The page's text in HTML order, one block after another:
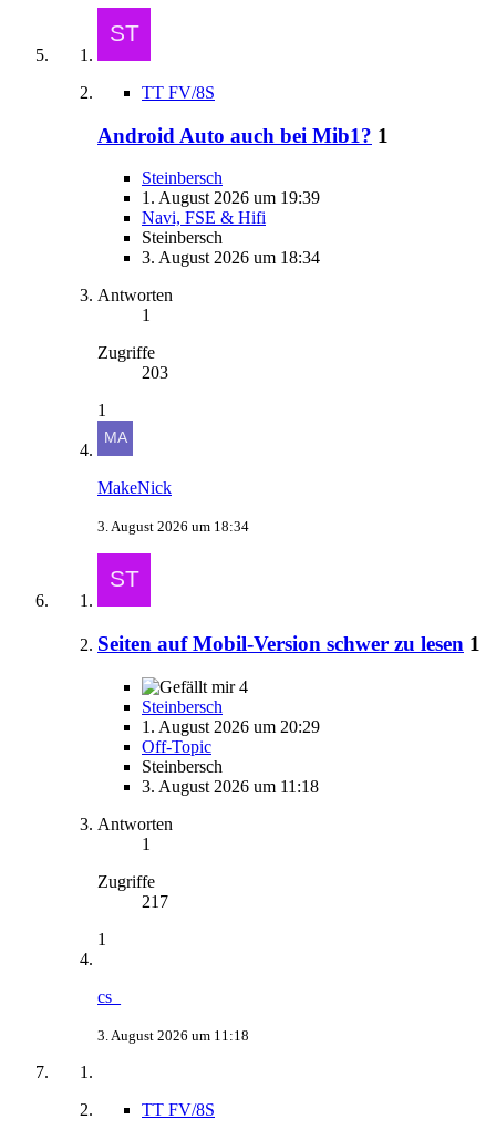
TT FV/8S
Android Auto auch bei Mib1? 1
Steinbersch
1. August 2026 um 19:39
Navi, FSE & Hifi
Steinbersch
3. August 2026 um 18:34
Antworten
1
Zugriffe
203
1
MakeNick
3. August 2026 um 18:34
Seiten auf Mobil-Version schwer zu lesen 1
4
Steinbersch
1. August 2026 um 20:29
Off-Topic
Steinbersch
3. August 2026 um 11:18
Antworten
1
Zugriffe
217
1
cs_
3. August 2026 um 11:18
TT FV/8S